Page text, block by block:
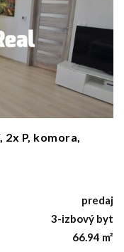
P, komora,
predaj
3-izbový byt
66.94 m²